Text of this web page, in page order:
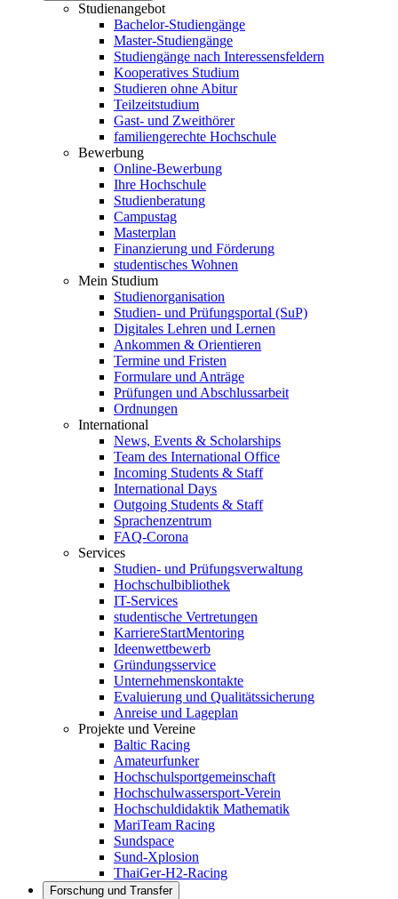
Studienangebot
Bachelor-Studiengänge
Master-Studiengänge
Studiengänge nach Interessensfeldern
Kooperatives Studium
Studieren ohne Abitur
Teilzeitstudium
Gast- und Zweithörer
familiengerechte Hochschule
Bewerbung
Online-Bewerbung
Ihre Hochschule
Studienberatung
Campustag
Masterplan
Finanzierung und Förderung
studentisches Wohnen
Mein Studium
Studienorganisation
Studien- und Prüfungsportal (SuP)
Digitales Lehren und Lernen
Ankommen & Orientieren
Termine und Fristen
Formulare und Anträge
Prüfungen und Abschlussarbeit
Ordnungen
International
News, Events & Scholarships
Team des International Office
Incoming Students & Staff
International Days
Outgoing Students & Staff
Sprachenzentrum
FAQ-Corona
Services
Studien- und Prüfungsverwaltung
Hochschulbibliothek
IT-Services
studentische Vertretungen
KarriereStartMentoring
Ideenwettbewerb
Gründungsservice
Unternehmenskontakte
Evaluierung und Qualitätssicherung
Anreise und Lageplan
Projekte und Vereine
Baltic Racing
Amateurfunker
Hochschulsportgemeinschaft
Hochschulwassersport-Verein
Hochschuldidaktik Mathematik
MariTeam Racing
Sundspace
Sund-Xplosion
ThaiGer-H2-Racing
Forschung und Transfer